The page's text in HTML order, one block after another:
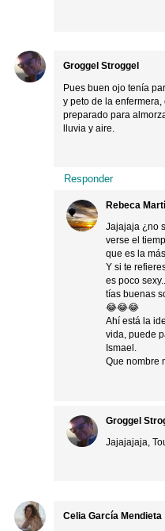
Groggel Stroggel
Pues buen ojo tenía
y peto de la
preparado para
lluvia y aire.
Responder
Rebeca
Jajajaja ¿no
verse el
que es la
Y si te
es poco
tías buenas
😂😂😂
Ahí está la
vida, puede
Ismael.
Que nombre
Groggel
Jajajajaja,
Celia García Mendieta